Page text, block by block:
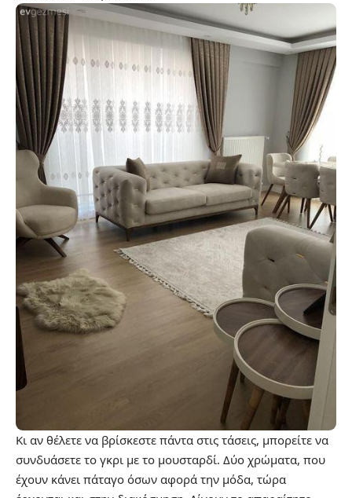
Κι αν θέλετε να βρίσκεστε πάντα στις τάσεις, μπορείτε να
συνδυάσετε το γκρι με το μουσταρδί. Δύο χρώματα, που
έχουν κάνει πάταγο όσων αφορά την μόδα, τώρα